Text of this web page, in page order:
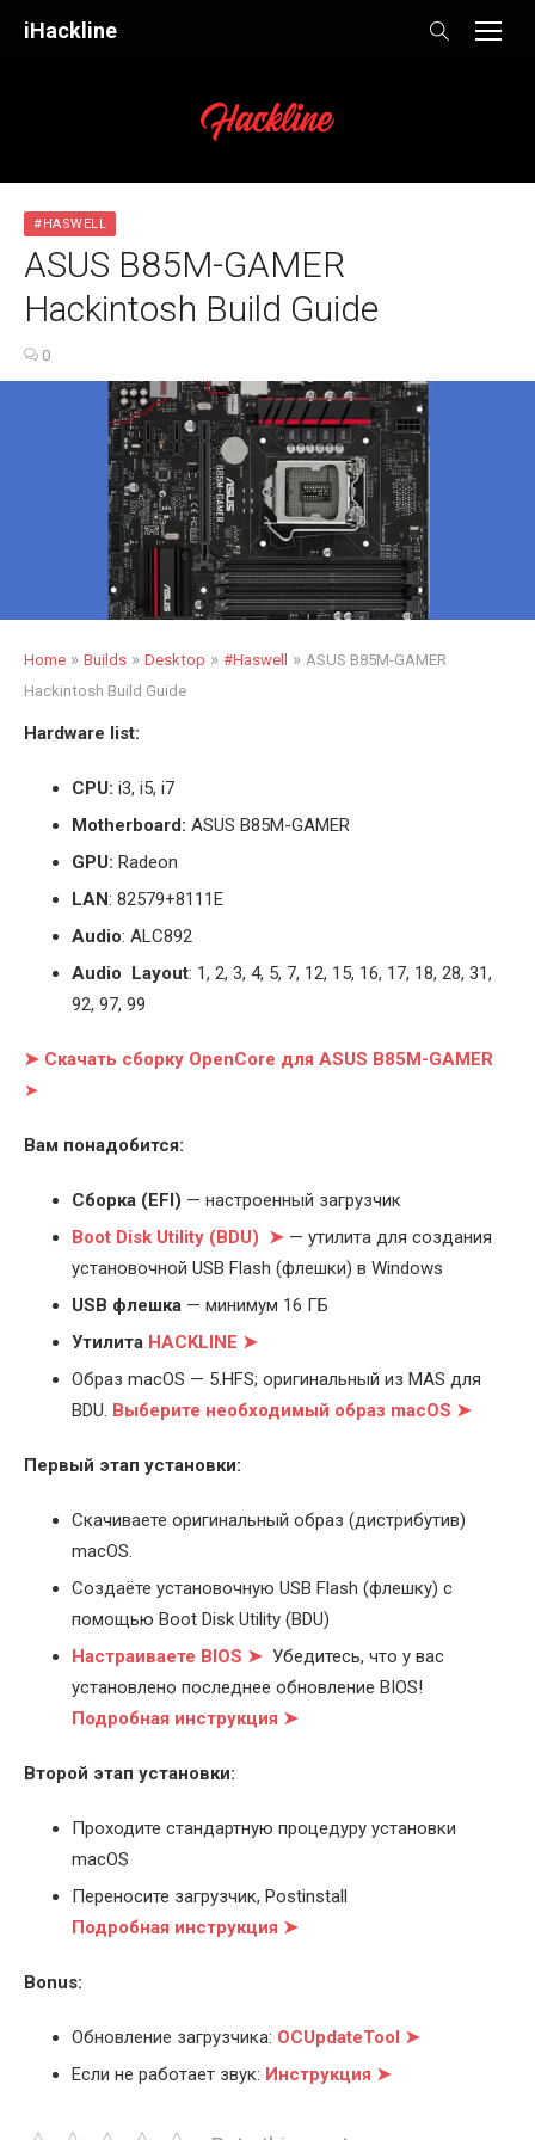
iHackline
#HASWELL
ASUS B85M-GAMER
Hackintosh Build Guide
0
Home » Builds » Desktop » #Haswell » ASUS B85M-GAMER
Hackintosh Build Guide
Hardware list:
CPU: i3, i5, i7
Motherboard: ASUS B85M-GAMER
GPU: Radeon
LAN: 82579+8111E
Audio: ALC892
Audio Layout: 1, 2, 3, 4, 5, 7, 12, 15, 16, 17, 18, 28, 31,
92, 97, 99
➤ Скачать сборку OpenCore для ASUS B85M-GAMER
➤
Вам понадобится:
Cборка (EFI) — настроенный загрузчик
Boot Disk Utility (BDU) ➤ — утилита для создания
установочной USB Flash (флешки) в Windows
USB флешка — минимум 16 ГБ
Утилита HACKLINE ➤
Образ macOS — 5.HFS; оригинальный из MAS для
BDU. Выберите необходимый образ macOS ➤
Первый этап установки:
Скачиваете оригинальный образ (дистрибутив)
macOS.
Создаёте установочную USB Flash (флешку) с
помощью Boot Disk Utility (BDU)
Настраиваете BIOS ➤ Убедитесь, что у вас
установлено последнее обновление BIOS!
Подробная инструкция ➤
Второй этап установки:
Проходите стандартную процедуру установки
macOS
Переносите загрузчик, Postinstall
Подробная инструкция ➤
Bonus:
Обновление загрузчика: OCUpdateTool ➤
Если не работает звук: Инструкция ➤